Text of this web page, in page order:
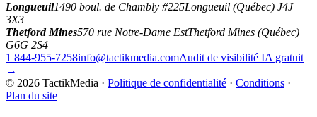
Longueuil1490 boul. de Chambly #225Longueuil (Québec) J4J
3X3
Thetford Mines570 rue Notre-Dame EstThetford Mines (Québec)
G6G 2S4
1 844-955-7258info@tactikmedia.comAudit de visibilité IA gratuit
→
© 2026 TactikMedia · Politique de confidentialité · Conditions ·
Plan du site